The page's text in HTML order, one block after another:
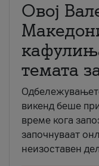
Овој
темата
викенд беше
време кога
започнуваат
неизоставен